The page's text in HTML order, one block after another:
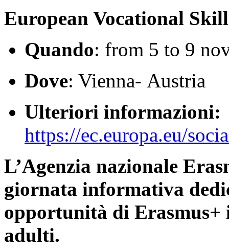
European Vocational
Quando: from 5 to 9
Dove: Vienna- Austria
Ulteriori informazioni:
https://ec.europa.eu/
L’Agenzia nazionale
giornata informativa
opportunità di Erasmus+
adulti.